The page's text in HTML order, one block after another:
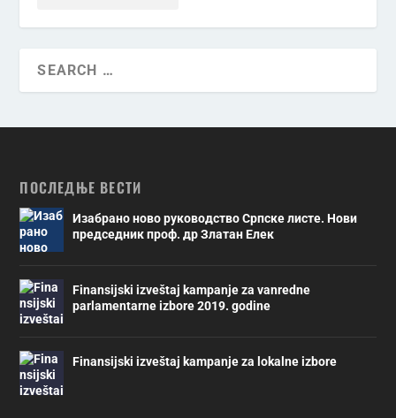
ПОСЛЕДЊЕ ВЕСТИ
Изабрано ново руководство Српске листе. Нови
председник проф. др Златан Елек
Finansijski izveštaj kampanje za vanredne
parlamentarne izbore 2019. godine
Finansijski izveštaj kampanje za lokalne izbore